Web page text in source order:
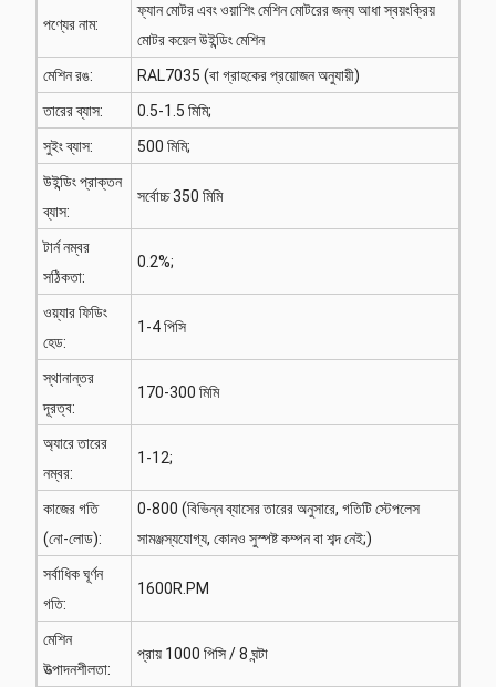
পণ্যের নাম:
ফ্যান মোটর এবং ওয়াশিং মেশিন মোটরের জন্য আধা স্বয়ংক্রিয়
মোটর কয়েল উইন্ডিং মেশিন
মেশিন রঙ:
RAL7035 (বা গ্রাহকের প্রয়োজন অনুযায়ী)
তারের ব্যাস:
0.5-1.5 মিমি;
সুইং ব্যাস:
500 মিমি;
উইন্ডিং প্রাক্তন
ব্যাস:
সর্বোচ্চ 350 মিমি
টার্ন নম্বর
সঠিকতা:
0.2%;
ওয়্যার ফিডিং
হেড:
1-4 পিসি
স্থানান্তর
দূরত্ব:
170-300 মিমি
অ্যারে তারের
নম্বর:
1-12;
কাজের গতি
(নো-লোড):
0-800 (বিভিন্ন ব্যাসের তারের অনুসারে, গতিটি স্টেপলেস
সামঞ্জস্যযোগ্য, কোনও সুস্পষ্ট কম্পন বা শব্দ নেই;)
সর্বাধিক ঘূর্ণন
গতি:
1600R.PM
মেশিন
উত্পাদনশীলতা:
প্রায় 1000 পিসি / 8 ঘন্টা